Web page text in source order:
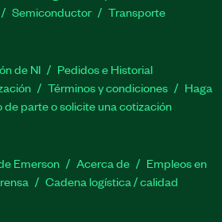
Semiconductor Transporte
de NI
Pedidos e Historial
Términos y condiciones
Haga
parte o solicite una cotización
Emerson Acerca de
Empleos en
Cadena logística / calidad